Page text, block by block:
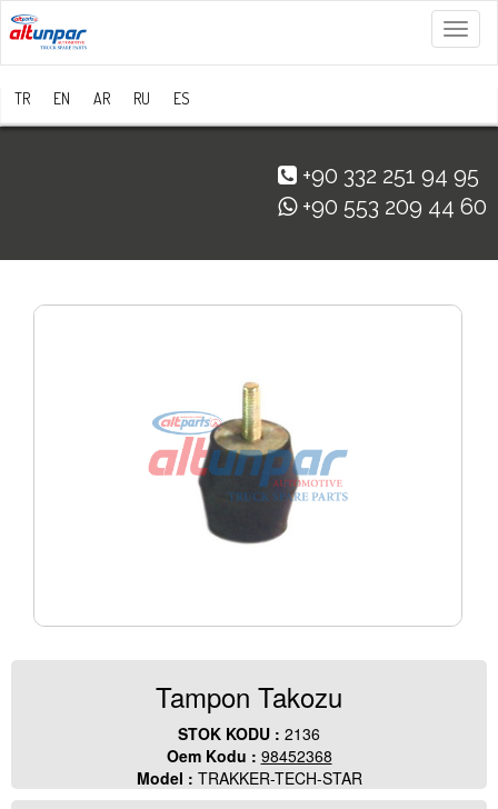
Menü
TR EN AR RU ES
+90 332 251 94 95
+90 553 209 44 60
Tampon Takozu
STOK KODU : 2136
Oem Kodu : 98452368
Model : TRAKKER-TECH-STAR